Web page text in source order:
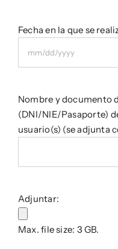
Fecha en la que se
MM
slash
YYYY
Nombre y documento
(DNI/NIE/Pasaporte)
usuario(s) (se adjunta
Adjuntar:
Max. file size: 3 GB.